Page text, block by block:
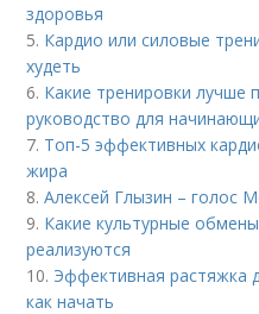
здоровья
5. Кардио или силовые
худеть
6. Какие тренировки лучше
руководство для
7. Топ-5 эффективных
жира
8.Алексей Глызин – голос
9. Какие культурные
реализуются
10. Эффективная растяжка
как начать